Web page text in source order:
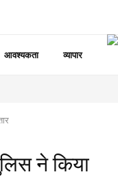
आवश्यकता व्यापार
ने किया